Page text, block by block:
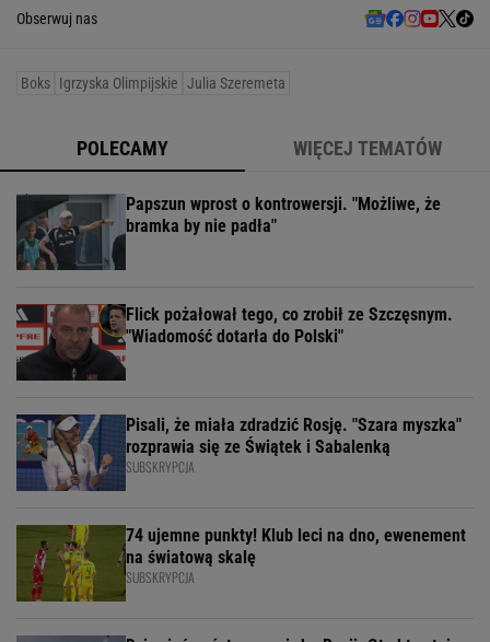
Obserwuj nas
Boks Igrzyska Olimpijskie Julia Szeremeta
POLECAMY WIĘCEJ TEMATÓW
Papszun wprost o kontrowersji. "Możliwe, że
bramka by nie padła"
Flick pożałował tego, co zrobił ze Szczęsnym.
"Wiadomość dotarła do Polski"
Pisali, że miała zdradzić Rosję. "Szara myszka"
rozprawia się ze Świątek i Sabalenką
SUBSKRYPCJA
74 ujemne punkty! Klub leci na dno, ewenement
na światową skalę
SUBSKRYPCJA